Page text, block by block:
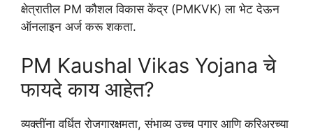
क्षेत्रातील PM कौशल विकास केंद्र (PMKVK) ला भेट देऊन
ऑनलाइन अर्ज करू शकता.
PM Kaushal Vikas Yojana चे
फायदे काय आहेत?
व्यक्तींना वर्धित रोजगारक्षमता, संभाव्य उच्च पगार आणि करिअरच्या